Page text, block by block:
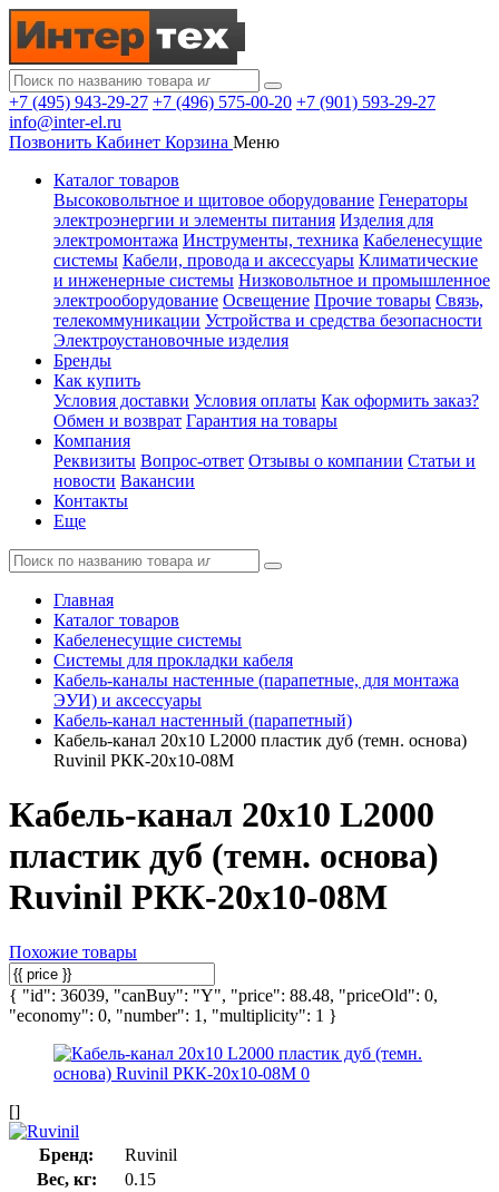
+7 (495) 943-29-27 +7 (496) 575-00-20 +7 (901) 593-29-27
info@inter-el.ru
Позвонить Кабинет Корзина Меню
Каталог товаров
Высоковольтное и щитовое оборудование Генераторы
электроэнергии и элементы питания Изделия для
электромонтажа Инструменты, техника Кабеленесущие
системы Кабели, провода и аксессуары Климатические
и инженерные системы Низковольтное и промышленное
электрооборудование Освещение Прочие товары Связь,
телекоммуникации Устройства и средства безопасности
Электроустановочные изделия
Бренды
Как купить
Условия доставки Условия оплаты Как оформить заказ?
Обмен и возврат Гарантия на товары
Компания
Реквизиты Вопрос-ответ Отзывы о компании Статьи и
новости Вакансии
Контакты
Еще
Главная
Каталог товаров
Кабеленесущие системы
Системы для прокладки кабеля
Кабель-каналы настенные (парапетные, для монтажа
ЭУИ) и аксессуары
Кабель-канал настенный (парапетный)
Кабель-канал 20х10 L2000 пластик дуб (темн. основа)
Ruvinil РКК-20х10-08М
Кабель-канал 20х10 L2000
пластик дуб (темн. основа)
Ruvinil РКК-20х10-08М
Похожие товары
{ "id": 36039, "canBuy": "Y", "price": 88.48, "priceOld": 0,
"economy": 0, "number": 1, "multiplicity": 1 }
[]
Бренд:
Ruvinil
Вес, кг:
0.15